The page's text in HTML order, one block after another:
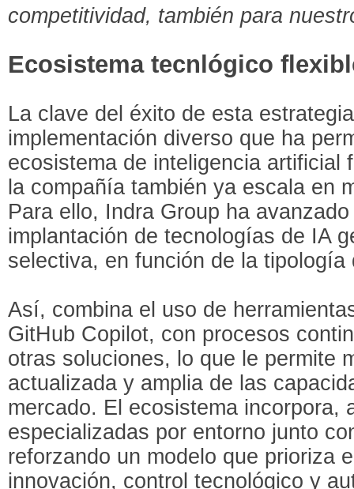
competitividad, también para
Ecosistema tecnlógico
La clave del éxito de esta
implementación diverso que ha
ecosistema de inteligencia artificial
la compañía también ya escala en
Para ello, Indra Group ha
implantación de tecnologías de IA
selectiva, en función de la
Así, combina el uso de
GitHub Copilot, con procesos
otras soluciones, lo que le permite
actualizada y amplia de las
mercado. El ecosistema incorpora,
especializadas por entorno junto
reforzando un modelo que prioriza
innovación, control tecnológico y